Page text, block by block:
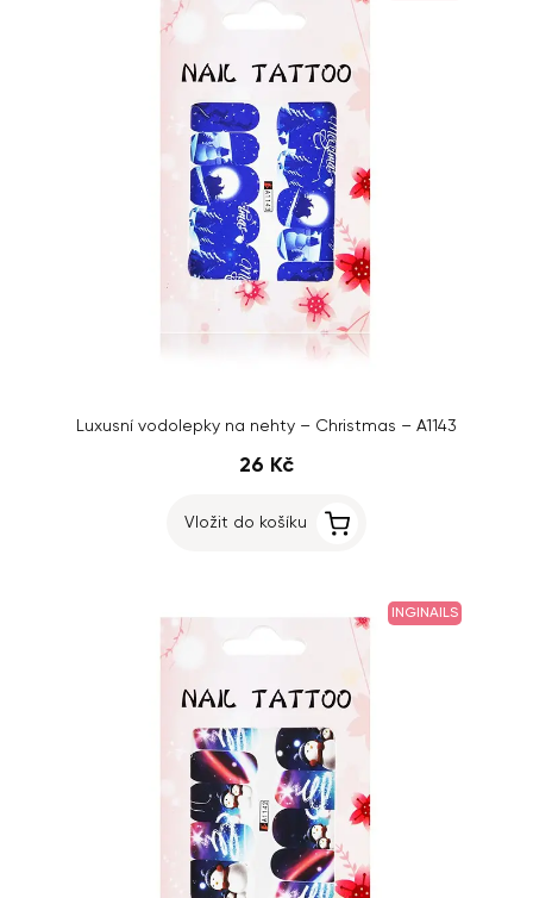
Luxusní vodolepky na nehty – Christmas – A1143
26 Kč
Vložit do košíku
INGINAILS